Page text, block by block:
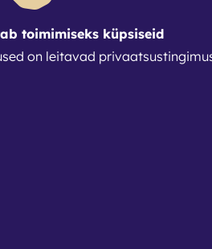
toimimiseks küpsiseid
on leitavad